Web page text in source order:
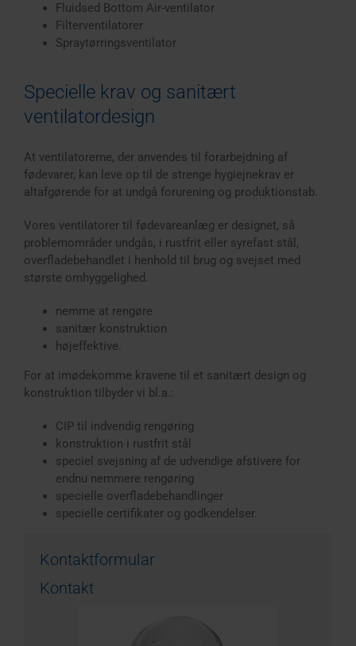
Fluidsed Bottom Air-ventilator
Filterventilatorer
Spraytørringsventilator
Specielle krav og sanitært
ventilatordesign
At ventilatorerne, der anvendes til forarbejdning af
fødevarer, kan leve op til de strenge hygiejnekrav er
altafgørende for at undgå forurening og produktionstab.
Vores ventilatorer til fødevareanlæg er designet, så
problemområder undgås, i rustfrit eller syrefast stål,
overfladebehandlet i henhold til brug og svejset med
største omhyggelighed.
nemme at rengøre
sanitær konstruktion
højeffektive.
For at imødekomme kravene til et sanitært design og
konstruktion tilbyder vi bl.a.:
CIP til indvendig rengøring
konstruktion i rustfrit stål
speciel svejsning af de udvendige afstivere for
endnu nemmere rengøring
specielle overfladebehandlinger
specielle certifikater og godkendelser.
Kontaktformular
Kontakt